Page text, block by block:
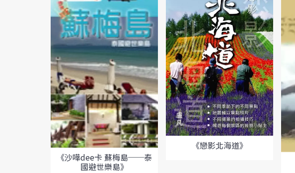
《沙嘩dee卡 蘇梅島──泰
國避世樂島》
《戀影北海道》